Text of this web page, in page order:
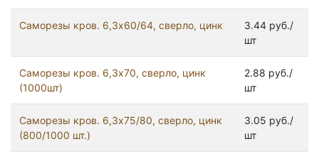
Саморезы кров. 6,3x60/64, сверло, цинк
3.44 руб./
шт
Саморезы кров. 6,3x70, сверло, цинк
(1000шт)
2.88 руб./
шт
Саморезы кров. 6,3x75/80, сверло, цинк
(800/1000 шт.)
3.05 руб./
шт